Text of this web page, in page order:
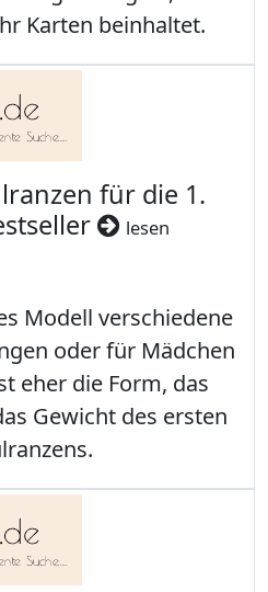
Karten beinhaltet.
für die 1.
lesen
Modell verschiedene
oder für Mädchen
eher die Form, das
Gewicht des ersten